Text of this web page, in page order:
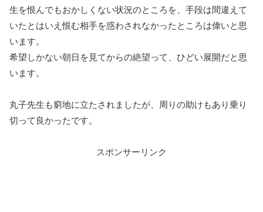
生を恨んでもおかしくない状況のところを、手段は間違えて
いたとはいえ恨む相手を惑わされなかったところは偉いと思
います。
希望しかない朝日を見てからの絶望って、ひどい展開だと思
います。
丸子先生も窮地に立たされましたが、周りの助けもあり乗り
切って良かったです。
スポンサーリンク